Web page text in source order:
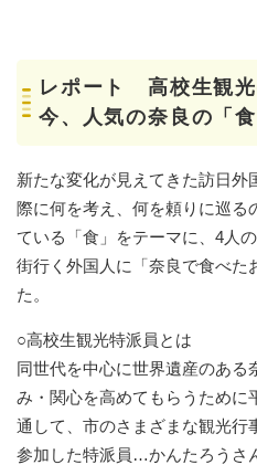
レポート 高校生観
今、人気の奈良の「
新たな変化が見えてきた訪日外
際に何を考え、何を頼りに巡
ている「食」をテーマに、4人
街行く外国人に「奈良で食べた
た。
○高校生観光特派員とは
同世代を中心に世界遺産のある
み・関心を高めてもらうために
通して、市のさまざまな観光行
参加した特派員…かんたろうさ